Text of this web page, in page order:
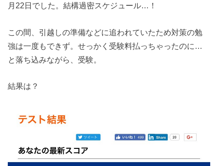
月22日でした。結構過密スケジュール…！
この間、引越しの準備などに追われていたため対策の勉
強は一度もできず。せっかく受験料払っちゃったのに…
と落ち込みながら、受験。
結果は？